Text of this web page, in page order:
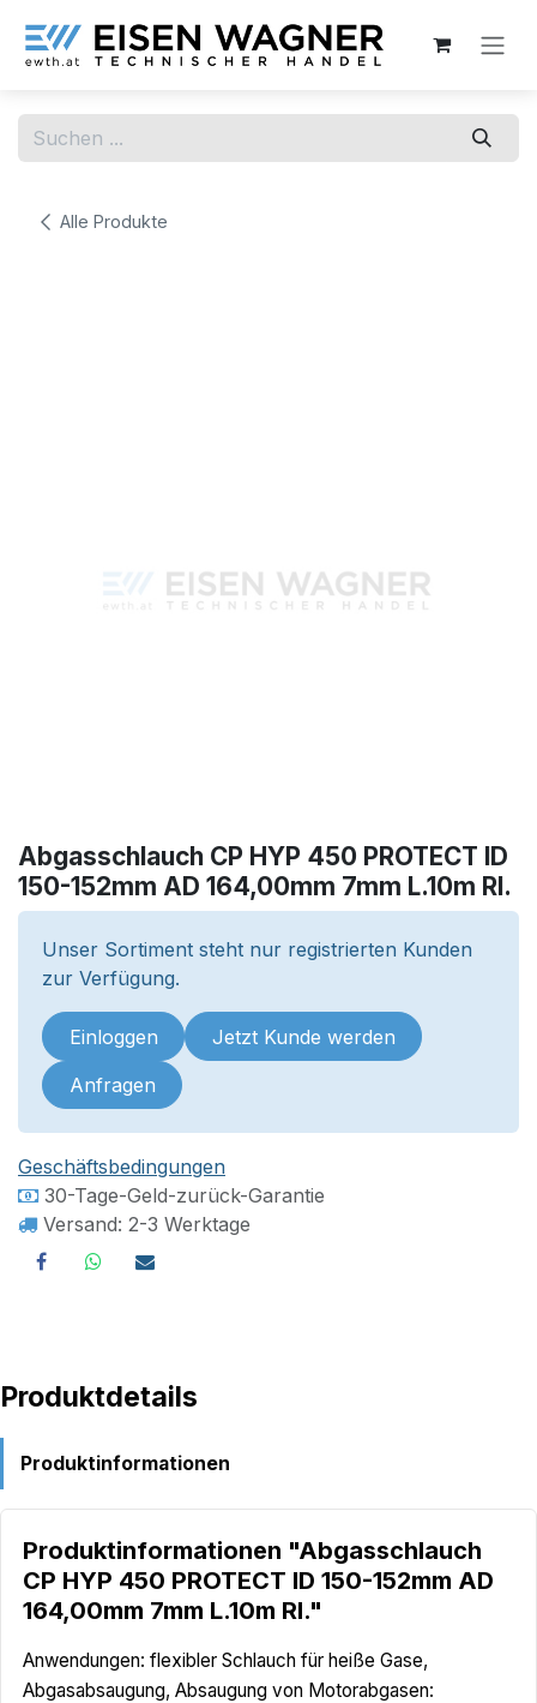
Alle Produkte
Abgasschlauch CP HYP 450 PROTECT ID
150-152mm AD 164,00mm 7mm L.10m Rl.
Unser Sortiment steht nur registrierten Kunden
zur Verfügung.
Einloggen Jetzt Kunde werden
Anfragen
Geschäftsbedingungen
30-Tage-Geld-zurück-Garantie
Versand: 2-3 Werktage
Produktdetails
Produktinformationen
Produktinformationen "Abgasschlauch
CP HYP 450 PROTECT ID 150-152mm AD
164,00mm 7mm L.10m Rl."
Anwendungen: flexibler Schlauch für heiße Gase,
Abgasabsaugung, Absaugung von Motorabgasen: